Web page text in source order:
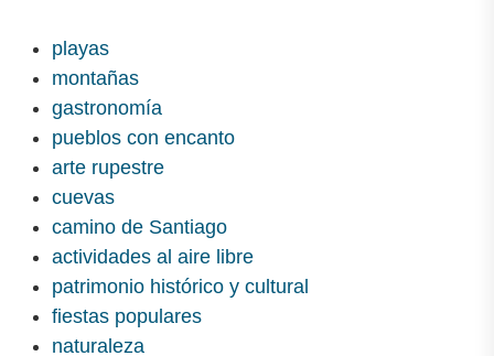
playas
montañas
gastronomía
pueblos con encanto
arte rupestre
cuevas
camino de Santiago
actividades al aire libre
patrimonio histórico y cultural
fiestas populares
naturaleza